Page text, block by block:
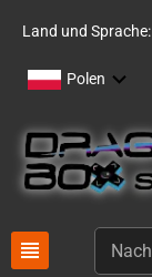
Land und Sprache:
Polen
view_headline